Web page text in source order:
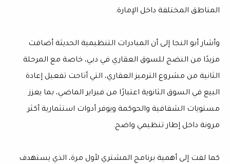
المناطق المختلفة داخل الإمارة.
وأشار أبو النجا إلى أن المبادرات التنظيمية الحديثة أضافت
مزيدًا من النضج للسوق العقاري في دبي، خاصة مع المرحلة
الثانية من مشروع الترميز العقاري، التي أتاحت تفعيل إعادة
البيع في السوق الثانوية اعتبارًا من فبراير الماضي، بما يعزز
مستويات الشفافية والحوكمة ويوفر أدوات استثمارية أكثر
مرونة داخل إطار تنظيمي واضح.
كما لفت إلى أهمية برنامج المشتري لأول مرة، الذي يستهدف